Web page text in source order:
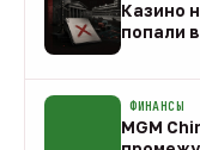
Казино
попали
ФИНАНСЫ
MGM